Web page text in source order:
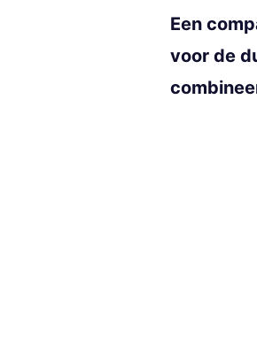
Een
voor de